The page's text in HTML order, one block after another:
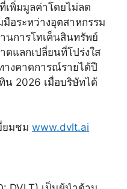
เพิ่มมูลค่าโดยไม่ลด
อระหว่างอุตสาหกรรม
นการโทเค็นสินทรัพย์
ดแลกเปลี่ยนที่โปร่งใส
างคาดการณ์รายได้ปี
น 2026 เมื่อบริษัทได้
ยมชม www.dvlt.ai